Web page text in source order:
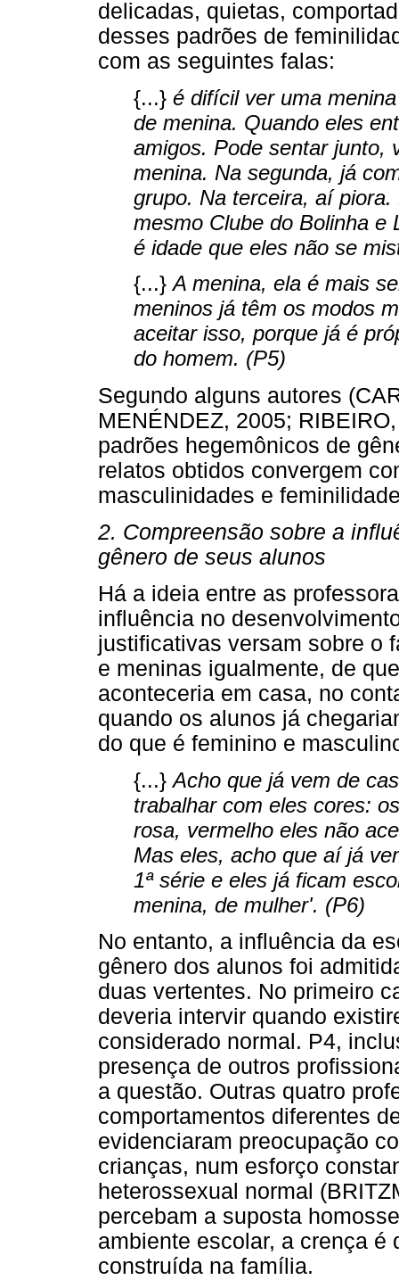
delicadas, quietas,
desses padrões de
com as seguintes falas:
{...} é difícil ver uma
de menina. Quando eles
amigos. Pode sentar junto,
menina. Na segunda, já
grupo. Na terceira, aí
mesmo Clube do Bolinha e
é idade que eles não se
{...}A menina, ela é mais
meninos já têm os modos
aceitar isso, porque já é
do homem. (P5)
Segundo alguns autores
MENÉNDEZ, 2005;
padrões hegemônicos de
relatos obtidos convergem
masculinidades e
2. Compreensão sobre a
gênero de seus alunos
Há a ideia entre as
influência no
justificativas versam sobre o
e meninas igualmente, de
aconteceria em casa, no
quando os alunos já
do que é feminino e
{...}Acho que já vem de
trabalhar com eles cores:
rosa, vermelho eles não
Mas eles, acho que aí já
1ª série e eles já ficam
menina, de mulher'. (P6)
No entanto, a influência da
gênero dos alunos foi
duas vertentes. No primeiro
deveria intervir quando
considerado normal. P4,
presença de outros
a questão. Outras quatro
comportamentos diferentes
evidenciaram preocupação
crianças, num esforço
heterossexual normal
percebam a suposta
ambiente escolar, a crença é
construída na família.